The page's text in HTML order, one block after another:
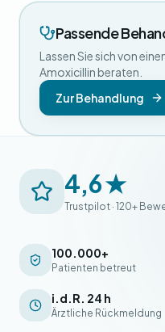
Passende
Lassen Sie sich von
Amoxicillin beraten.
Zur Behandlung
4,6 ★
Trustpilot · 120+
100.000+
Patienten betreut
i.d.R. 24 h
Ärztliche Rückmeldung